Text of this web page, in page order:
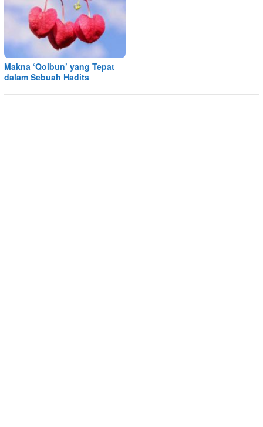
Makna ‘Qolbun’ yang Tepat
dalam Sebuah Hadits